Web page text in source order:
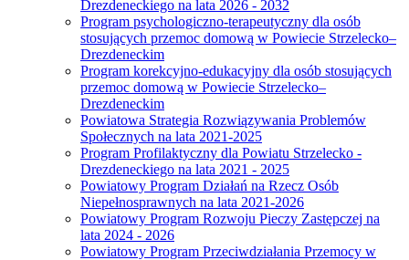
Drezdeneckiego na lata 2026 - 2032
Program psychologiczno-terapeutyczny dla osób
stosujących przemoc domową w Powiecie Strzelecko–
Drezdeneckim
Program korekcyjno-edukacyjny dla osób stosujących
przemoc domową w Powiecie Strzelecko–
Drezdeneckim
Powiatowa Strategia Rozwiązywania Problemów
Społecznych na lata 2021-2025
Program Profilaktyczny dla Powiatu Strzelecko -
Drezdeneckiego na lata 2021 - 2025
Powiatowy Program Działań na Rzecz Osób
Niepełnosprawnych na lata 2021-2026
Powiatowy Program Rozwoju Pieczy Zastępczej na
lata 2024 - 2026
Powiatowy Program Przeciwdziałania Przemocy w